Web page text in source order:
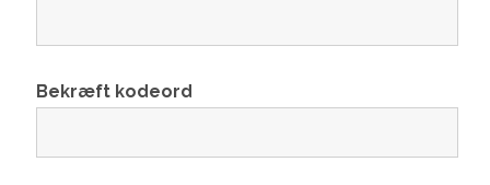
Bekræft kodeord